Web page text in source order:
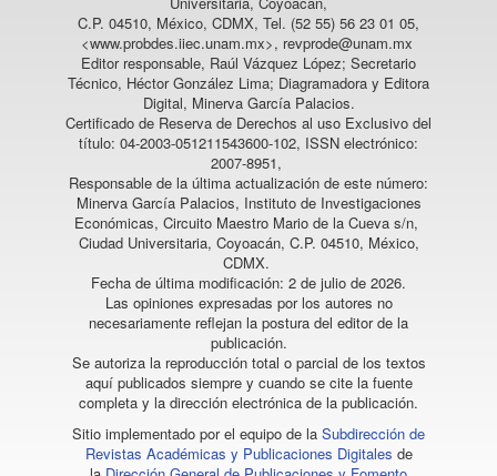
C.P. 04510, México, CDMX, Tel. (52 55) 56 23 01 05,
<www.probdes.iiec.unam.mx>, revprode@unam.mx
Editor responsable, Raúl Vázquez López; Secretario
Técnico, Héctor González Lima; Diagramadora y Editora
Digital, Minerva García Palacios.
Certificado de Reserva de Derechos al uso Exclusivo del
título: 04-2003-051211543600-102, ISSN electrónico:
2007-8951,
Responsable de la última actualización de este número:
Minerva García Palacios, Instituto de Investigaciones
Económicas, Circuito Maestro Mario de la Cueva s/n,
Ciudad Universitaria, Coyoacán, C.P. 04510, México,
CDMX.
Fecha de última modificación: 2 de julio de 2026.
Las opiniones expresadas por los autores no
necesariamente reflejan la postura del editor de la
publicación.
Se autoriza la reproducción total o parcial de los textos
aquí publicados siempre y cuando se cite la fuente
completa y la dirección electrónica de la publicación.
Sitio implementado por el equipo de la Subdirección de
Revistas Académicas y Publicaciones Digitales de